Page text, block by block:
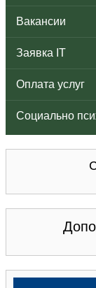
Вакансии
Заявка IT
Оплата услуг
Социально